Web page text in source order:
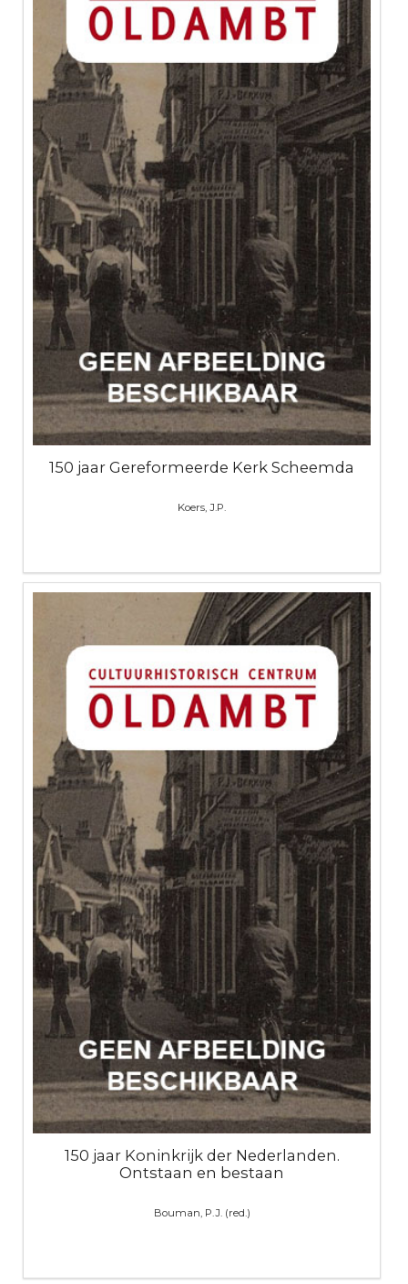
150 jaar Gereformeerde Kerk Scheemda
Koers, J.P.
150 jaar Koninkrijk der Nederlanden.
Ontstaan en bestaan
Bouman, P.J. (red.)